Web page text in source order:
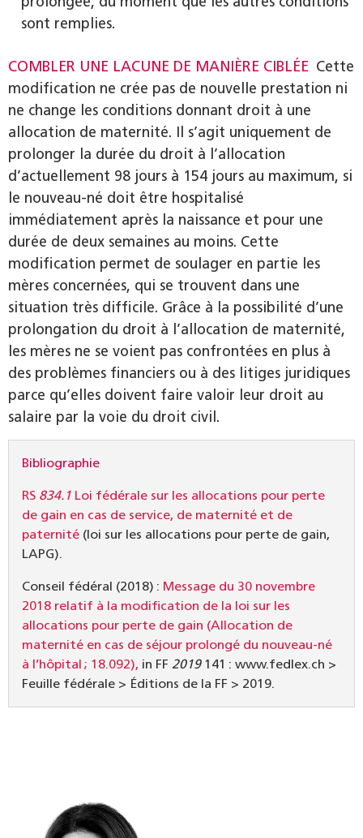
sont remplies.
COMBLER UNE LACUNE DE MANIÈRE CIBLÉE Cette
modification ne crée pas de nouvelle prestation ni
ne change les conditions donnant droit à une
allocation de maternité. Il s’agit uniquement de
prolonger la durée du droit à l’allocation
d’actuellement 98 jours à 154 jours au maximum, si
le nouveau-né doit être hospitalisé
immédiatement après la naissance et pour une
durée de deux semaines au moins. Cette
modification permet de soulager en partie les
mères concernées, qui se trouvent dans une
situation très difficile. Grâce à la possibilité d’une
prolongation du droit à l’allocation de maternité,
les mères ne se voient pas confrontées en plus à
des problèmes financiers ou à des litiges juridiques
parce qu’elles doivent faire valoir leur droit au
salaire par la voie du droit civil.
Bibliographie
RS 834.1 Loi fédérale sur les allocations pour perte
de gain en cas de service, de maternité et de
paternité (loi sur les allocations pour perte de gain,
LAPG).
Conseil fédéral (2018) : Message du 30 novembre
2018 relatif à la modification de la loi sur les
allocations pour perte de gain (Allocation de
maternité en cas de séjour prolongé du nouveau-né
à l’hôpital ; 18.092), in FF 2019141 : www.fedlex.ch >
Feuille fédérale > Éditions de la FF > 2019.